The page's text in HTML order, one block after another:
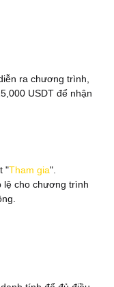
ra chương trình,
USDT để nhận
"Tham gia".
lệ cho chương trình